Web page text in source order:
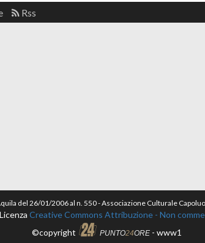
Rss
del 26/01/2006 al n. 550 - Associazione Culturale
Creative Commons Attribuzione - Non
©copyright
PUNTO24ORE- www1